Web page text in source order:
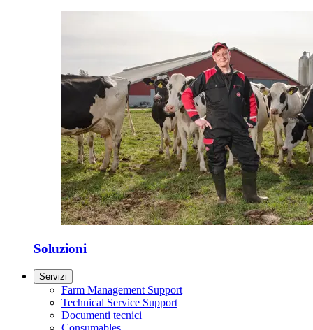
Soluzioni
Servizi
Farm Management Support
Technical Service Support
Documenti tecnici